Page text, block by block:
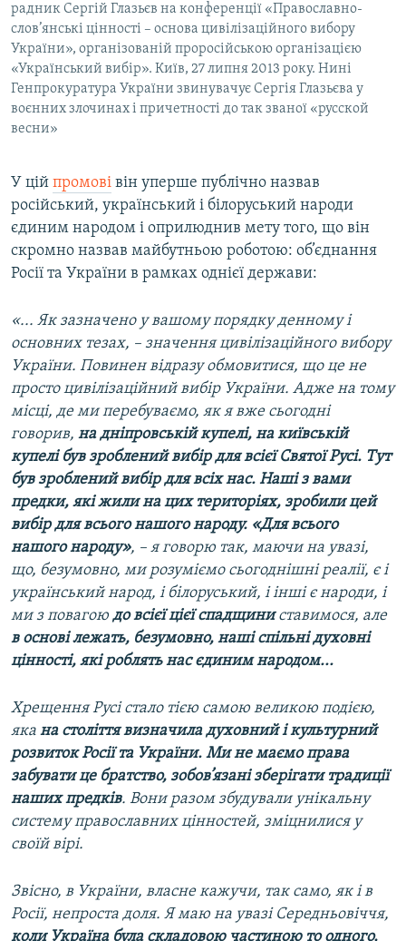
радник Сергій Глазьєв на конференції «Православно-
слов’янські цінності – основа цивілізаційного вибору
України», організованій проросійською організацією
«Український вибір». Київ, 27 липня 2013 року. Нині
Генпрокуратура України звинувачує Сергія Глазьєва у
воєнних злочинах і причетності до так званої «русской
весни»
У цій промові він уперше публічно назвав
російський, український і білоруський народи
єдиним народом і оприлюднив мету того, що він
скромно назвав майбутньою роботою: об’єднання
Росії та України в рамках однієї держави:
«... Як зазначено у вашому порядку денному і
основних тезах, – значення цивілізаційного вибору
України. Повинен відразу обмовитися, що це не
просто цивілізаційний вибір України. Адже на тому
місці, де ми перебуваємо, як я вже сьогодні
говорив, на дніпровській купелі, на київській
купелі був зроблений вибір для всієї Святої Русі. Тут
був зроблений вибір для всіх нас. Наші з вами
предки, які жили на цих територіях, зробили цей
вибір для всього нашого народу. «Для всього
нашого народу», – я говорю так, маючи на увазі,
що, безумовно, ми розуміємо сьогоднішні реалії, є і
український народ, і білоруський, і інші є народи, і
ми з повагою до всієї цієї спадщиниставимося, але
в основі лежать, безумовно, наші спільні духовні
цінності, які роблять нас єдиним народом...
Хрещення Русі стало тією самою великою подією,
яка на століття визначила духовний і культурний
розвиток Росії та України. Ми не маємо права
забувати це братство, зобов’язані зберігати традиції
наших предків. Вони разом збудували унікальну
систему православних цінностей, зміцнилися у
своїй вірі.
Звісно, в України, власне кажучи, так само, як і в
Росії, непроста доля. Я маю на увазі Середньовіччя,
коли Україна була складовою частиною то одного,